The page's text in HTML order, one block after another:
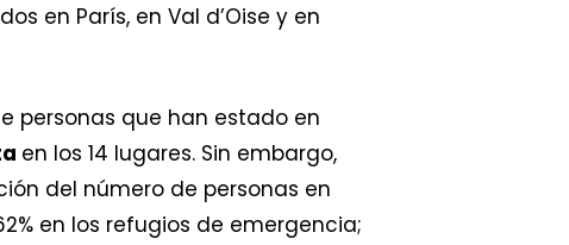
en París, en Val d’Oise y en
personas que han estado en
en los 14 lugares. Sin embargo,
del número de personas en
en los refugios de emergencia;